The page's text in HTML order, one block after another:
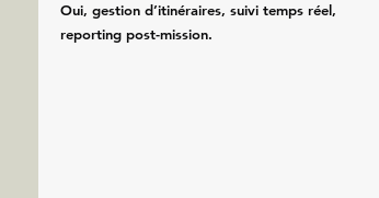
Oui, gestion d’itinéraires, suivi temps réel,
reporting post-mission.